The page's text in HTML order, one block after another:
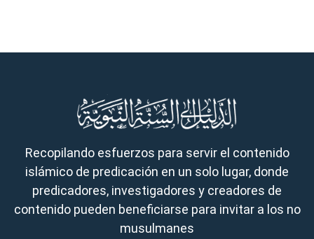
Recopilando esfuerzos para servir el contenido
islámico de predicación en un solo lugar, donde
predicadores, investigadores y creadores de
contenido pueden beneficiarse para invitar a los no
musulmanes